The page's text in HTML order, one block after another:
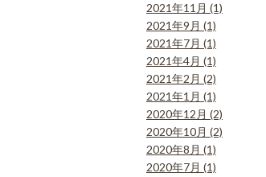
2021年11月 (1)
2021年9月 (1)
2021年7月 (1)
2021年4月 (1)
2021年2月 (2)
2021年1月 (1)
2020年12月 (2)
2020年10月 (2)
2020年8月 (1)
2020年7月 (1)